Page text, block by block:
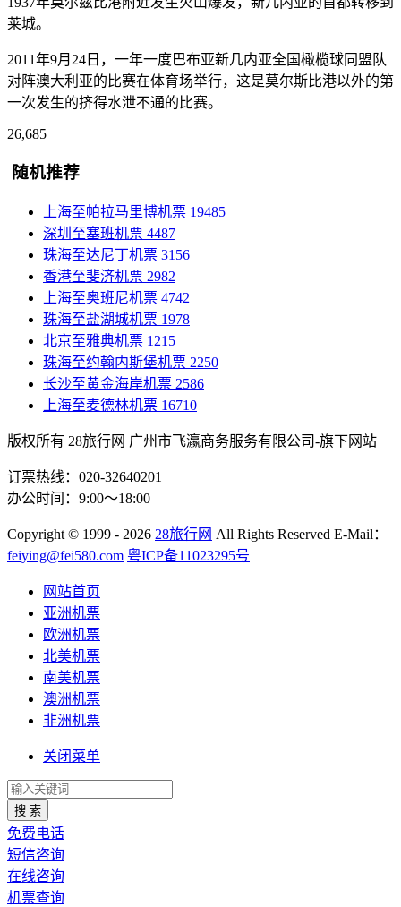
莱城。
2011年9月24日，一年一度巴布亚新几内亚全国橄榄球同盟队
对阵澳大利亚的比赛在体育场举行，这是莫尔斯比港以外的第
一次发生的挤得水泄不通的比赛。
26,685
随机推荐
上海至帕拉马里博机票 19485
深圳至塞班机票 4487
珠海至达尼丁机票 3156
香港至斐济机票 2982
上海至奥班尼机票 4742
珠海至盐湖城机票 1978
北京至雅典机票 1215
珠海至约翰内斯堡机票 2250
长沙至黄金海岸机票 2586
上海至麦德林机票 16710
版权所有 28旅行网 广州市飞瀛商务服务有限公司-旗下网站
订票热线：020-32640201
办公时间：9:00～18:00
Copyright © 1999 - 2026 28旅行网 All Rights Reserved E-Mail：
feiying@fei580.com 粤ICP备11023295号
网站首页
亚洲机票
欧洲机票
北美机票
南美机票
澳洲机票
非洲机票
关闭菜单
搜 索
免费电话
短信咨询
在线咨询
机票查询